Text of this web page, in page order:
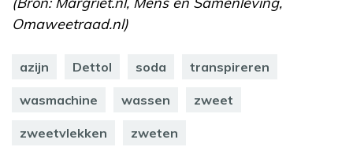
Omaweetraad.nl)
azijn Dettol soda transpireren
wasmachine wassen zweet
zweetvlekken zweten